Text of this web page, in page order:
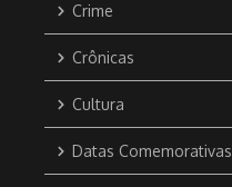
Crime
Crônicas
Cultura
Datas Comemorativas